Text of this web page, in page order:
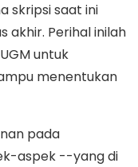
skripsi saat ini
akhir. Perihal inilah
untuk
menentukan
pada
aspek --yang di